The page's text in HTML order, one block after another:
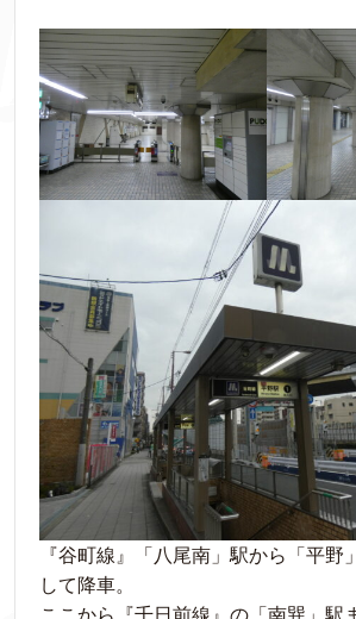
『谷町線』「八尾南」駅から「平野
して降車。
ここから『千日前線』の「南巽」駅